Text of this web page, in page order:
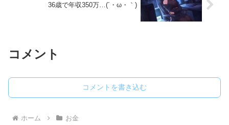
36歳で年収350万…(´・ω・｀)
コメント
コメントを書き込む
ホーム お金